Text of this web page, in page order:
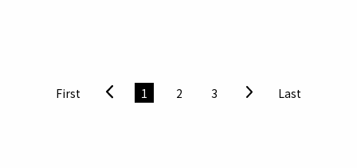
「無運之人」，命格更是極為特殊的「敲骨吸髓格」，還帶
有破敗資財、損害他人之相，不僅剋害家人，是標準的「剋
First 1 2 3 Last